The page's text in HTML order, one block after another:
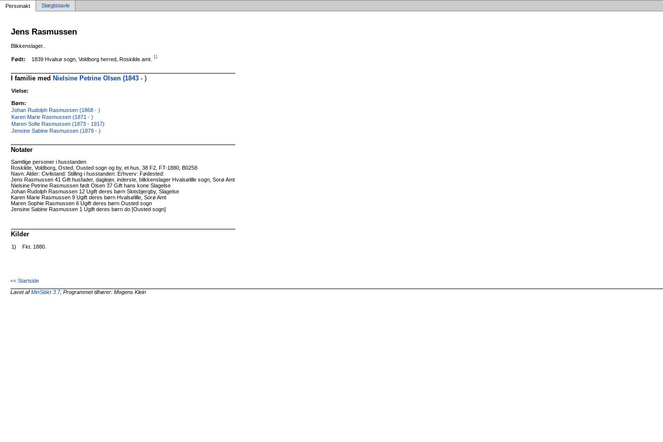
Personakt Slægtstavle
Jens Rasmussen
Blikkenslager..
Født: 1839 Hvalsø sogn, Voldborg herred, Roskilde amt. 1)
I familie med Nielsine Petrine Olsen (1843 - )
Vielse:
Børn:
Johan Rudolph Rasmussen (1868 - )
Karen Marie Rasmussen (1871 - )
Maren Sofie Rasmussen (1873 - 1917)
Jensine Sabine Rasmussen (1879 - )
Notater
Samtlige personer i husstanden
Roskilde, Voldborg, Osted, Ousted sogn og by, et hus, 38 F2, FT-1880, B0258
Navn: Alder: Civilstand: Stilling i husstanden: Erhverv: Fødested:
Jens Rasmussen 41 Gift husfader, daglejer, inderste, blikkenslager Hvalsølille sogn, Sorø Amt
Nielsine Petrine Rasmussen født Olsen 37 Gift hans kone Slagelse
Johan Rudolph Rasmussen 12 Ugift deres børn Slotsbjergby, Slagelse
Karen Marie Rasmussen 9 Ugift deres børn Hvalsølille, Sorø Amt
Maren Sophie Rasmussen 6 Ugift deres børn Ousted sogn
Jensine Sabine Rasmussen 1 Ugift deres børn do [Ousted sogn]
Kilder
1) Fkt. 1880.
<< Startside
Lavet afMinSläkt 3.7, Programmet tilhører: Mogens Klein